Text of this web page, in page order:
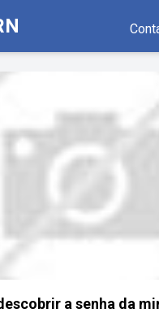
a senha da